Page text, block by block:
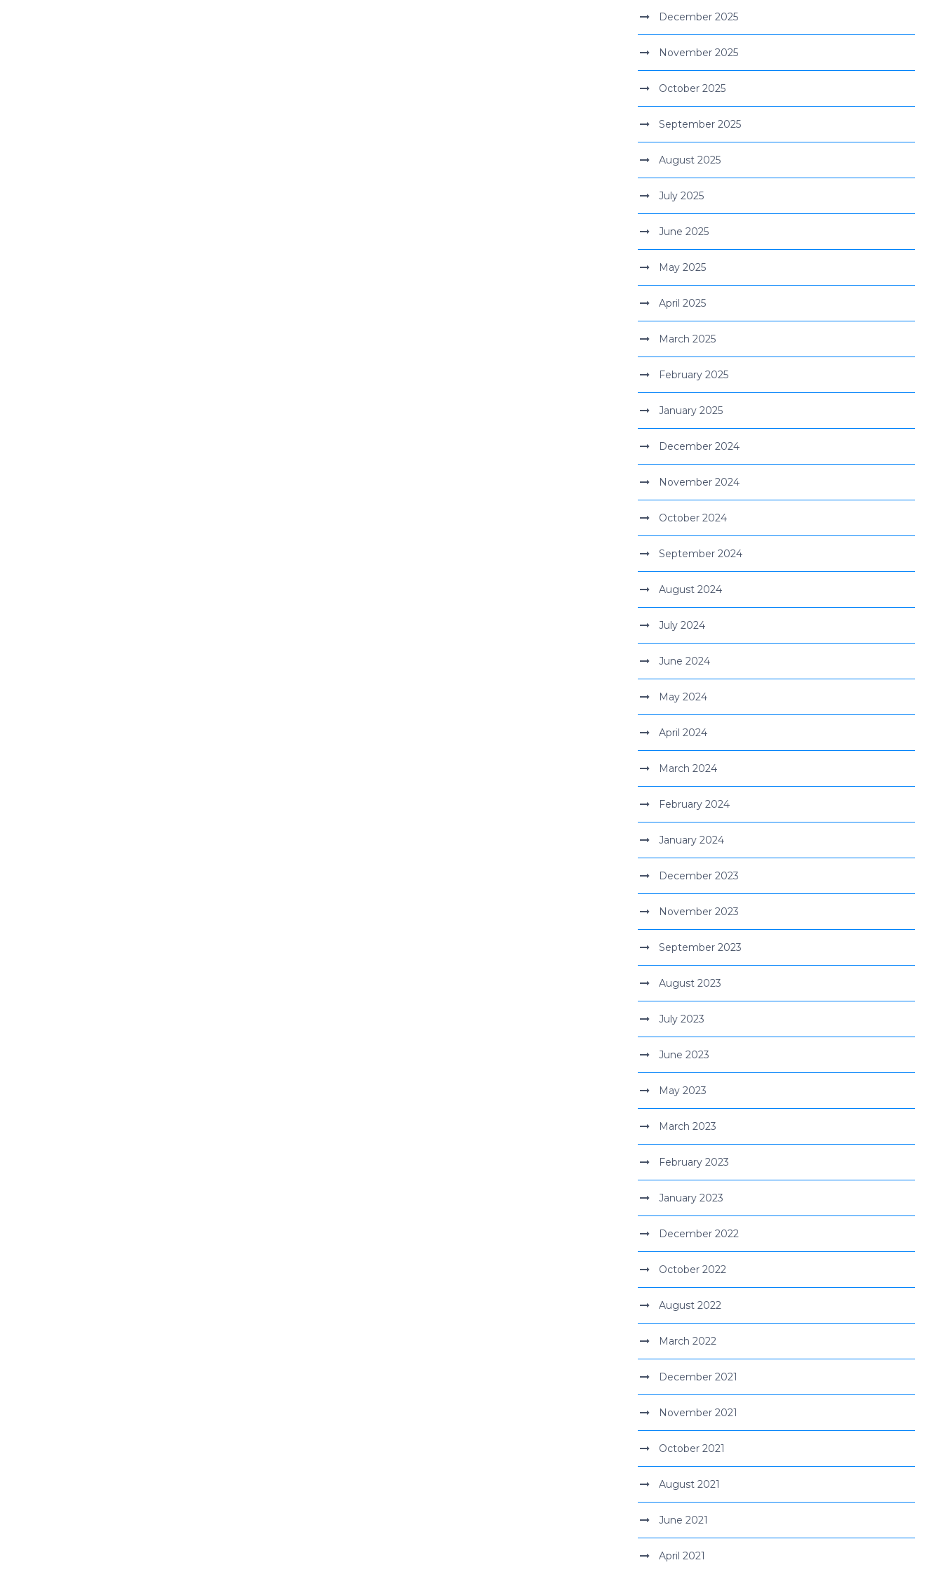
December 2025
November 2025
October 2025
September 2025
August 2025
July 2025
June 2025
May 2025
April 2025
March 2025
February 2025
January 2025
December 2024
November 2024
October 2024
September 2024
August 2024
July 2024
June 2024
May 2024
April 2024
March 2024
February 2024
January 2024
December 2023
November 2023
September 2023
August 2023
July 2023
June 2023
May 2023
March 2023
February 2023
January 2023
December 2022
October 2022
August 2022
March 2022
December 2021
November 2021
October 2021
August 2021
June 2021
April 2021